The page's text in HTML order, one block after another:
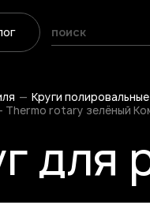
Круги полировальные
rotary зелёный
для